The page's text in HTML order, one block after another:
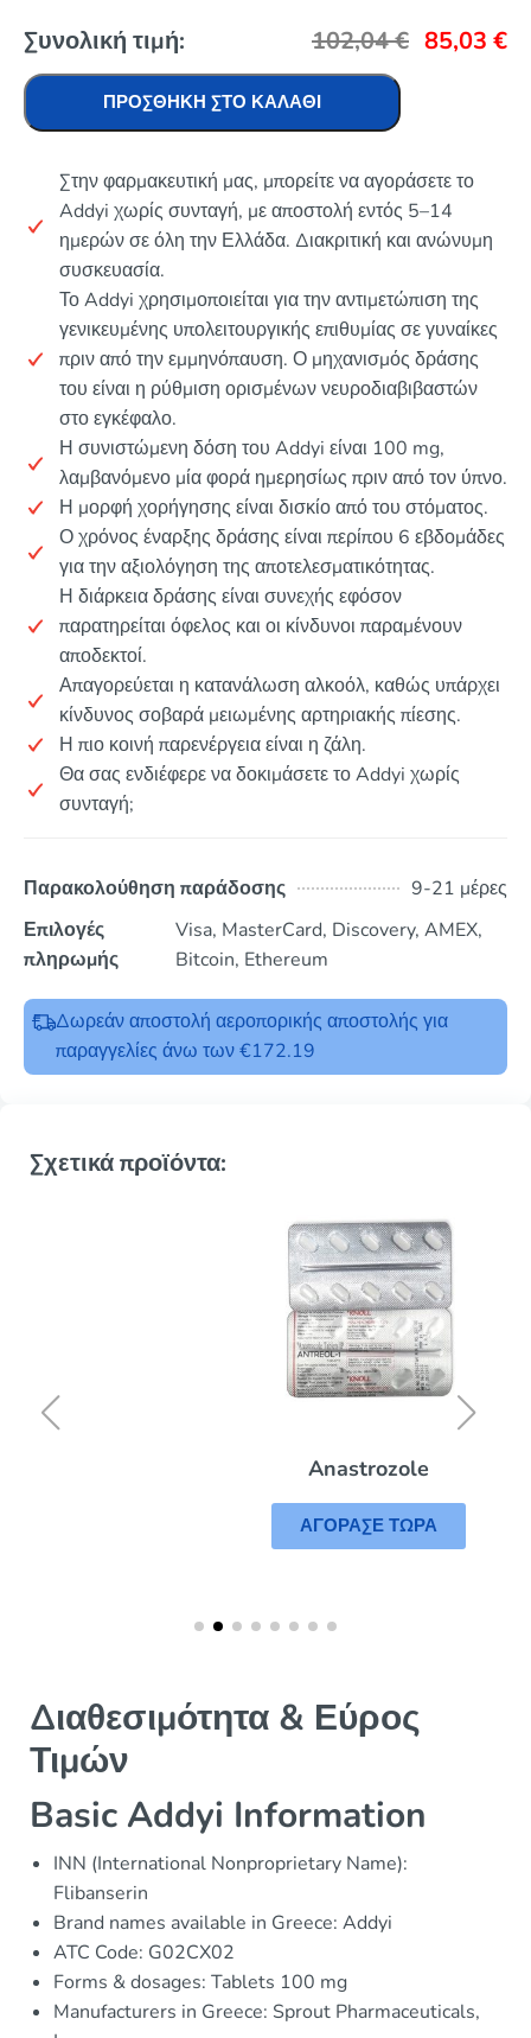
Συνολική τιμή: 102,04€ 85,03 €
ΠΡΟΣΘΉΚΗ ΣΤΟ ΚΑΛΆΘΙ
Στην φαρμακευτική μας, μπορείτε να αγοράσετε το
Addyi χωρίς συνταγή, με αποστολή εντός 5–14
ημερών σε όλη την Ελλάδα. Διακριτική και ανώνυμη
συσκευασία.
Το Addyi χρησιμοποιείται για την αντιμετώπιση της
γενικευμένης υπολειτουργικής επιθυμίας σε γυναίκες
πριν από την εμμηνόπαυση. Ο μηχανισμός δράσης
του είναι η ρύθμιση ορισμένων νευροδιαβιβαστών
στο εγκέφαλο.
Η συνιστώμενη δόση του Addyi είναι 100 mg,
λαμβανόμενο μία φορά ημερησίως πριν από τον ύπνο.
Η μορφή χορήγησης είναι δισκίο από του στόματος.
Ο χρόνος έναρξης δράσης είναι περίπου 6 εβδομάδες
για την αξιολόγηση της αποτελεσματικότητας.
Η διάρκεια δράσης είναι συνεχής εφόσον
παρατηρείται όφελος και οι κίνδυνοι παραμένουν
αποδεκτοί.
Απαγορεύεται η κατανάλωση αλκοόλ, καθώς υπάρχει
κίνδυνος σοβαρά μειωμένης αρτηριακής πίεσης.
Η πιο κοινή παρενέργεια είναι η ζάλη.
Θα σας ενδιέφερε να δοκιμάσετε το Addyi χωρίς
συνταγή;
Παρακολούθηση παράδοσης
9-21 μέρες
Επιλογές
πληρωμής
Visa, MasterCard, Discovery, AMEX,
Bitcoin, Ethereum
Δωρεάν αποστολή αεροπορικής αποστολής για
παραγγελίες άνω των €172.19
Σχετικά προϊόντα:
Anastrozole
ΑΓΟΡΑΣΕ ΤΩΡΑ
Διαθεσιμότητα & Εύρος
Τιμών
Basic Addyi Information
INN (International Nonproprietary Name):
Flibanserin
Brand names available in Greece: Addyi
ATC Code: G02CX02
Forms & dosages: Tablets 100 mg
Manufacturers in Greece: Sprout Pharmaceuticals,